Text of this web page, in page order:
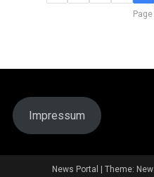
Impressum
News Portal Theme: